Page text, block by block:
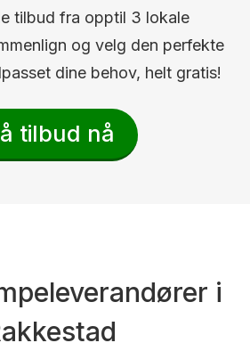
tilbud fra opptil 3 lokale
og velg den perfekte
dine behov, helt gratis!
tilbud nå
i